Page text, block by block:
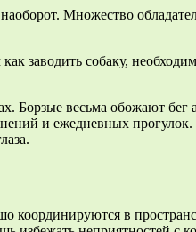
Множество
заводить собаку,
Борзые весьма обожают бег
и ежедневных
координируются в